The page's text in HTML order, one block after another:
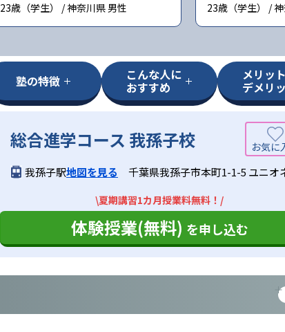
23歳（学生） / 神奈川県 男性
23歳（学生） /
塾の特徴 こんな人に
おすすめ
メリッ
デメリ
総合進学コース 我孫子校
我孫子駅地図を見る 千葉県我孫子市本町1-1-5 ユニオ
\夏期講習1カ月授業料無料！/
体験授業(無料) を申し込む